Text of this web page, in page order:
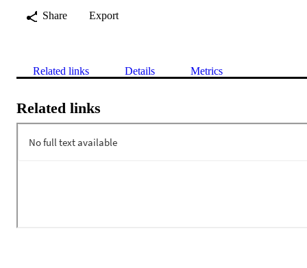
Share
Export
Related links Details Metrics
Related links